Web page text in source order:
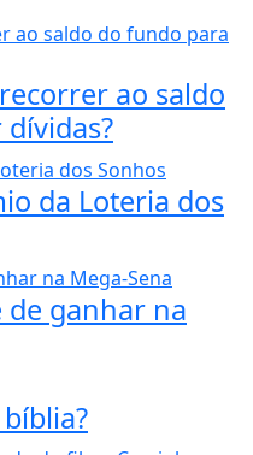
ao saldo
da Loteria dos
ganhar na